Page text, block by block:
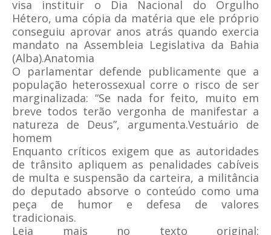
visa instituir o Dia Nacional do Orgulho
Hétero, uma cópia da matéria que ele próprio
conseguiu aprovar anos atrás quando exercia
mandato na Assembleia Legislativa da Bahia
(Alba).Anatomia
O parlamentar defende publicamente que a
população heterossexual corre o risco de ser
marginalizada: “Se nada for feito, muito em
breve todos terão vergonha de manifestar a
natureza de Deus”, argumenta.Vestuário de
homem
Enquanto críticos exigem que as autoridades
de trânsito apliquem as penalidades cabíveis
de multa e suspensão da carteira, a militância
do deputado absorve o conteúdo como uma
peça de humor e defesa de valores
tradicionais.
Leia mais no texto original: